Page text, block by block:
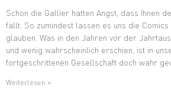
Schon die Gallier hatten Angst, dass Ihnen
fällt. So zumindest lassen es uns die Comics
glauben. Was in den Jahren vor der
und wenig wahrscheinlich erschien, ist in
fortgeschrittenen Gesellschaft doch wahr
Weiterlesen »